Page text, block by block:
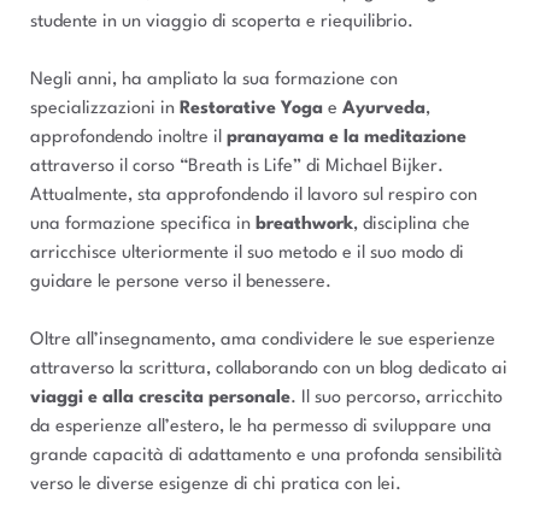
studente in un viaggio di scoperta e riequilibrio.
Negli anni, ha ampliato la sua formazione con
specializzazioni in Restorative Yoga e Ayurveda,
approfondendo inoltre il pranayama e la meditazione
attraverso il corso “Breath is Life” di Michael Bijker.
Attualmente, sta approfondendo il lavoro sul respiro con
una formazione specifica in breathwork, disciplina che
arricchisce ulteriormente il suo metodo e il suo modo di
guidare le persone verso il benessere.
Oltre all’insegnamento, ama condividere le sue esperienze
attraverso la scrittura, collaborando con un blog dedicato ai
viaggi e alla crescita personale. Il suo percorso, arricchito
da esperienze all’estero, le ha permesso di sviluppare una
grande capacità di adattamento e una profonda sensibilità
verso le diverse esigenze di chi pratica con lei.